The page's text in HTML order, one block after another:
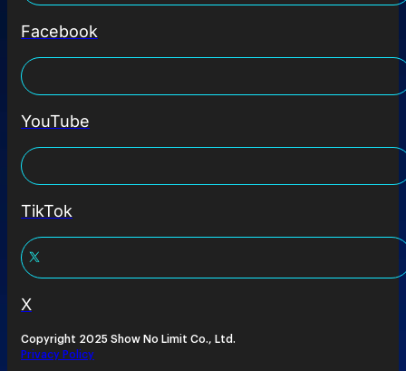
Facebook
YouTube
TikTok
X
Copyright 2025 Show No Limit Co., Ltd.
Privacy Policy